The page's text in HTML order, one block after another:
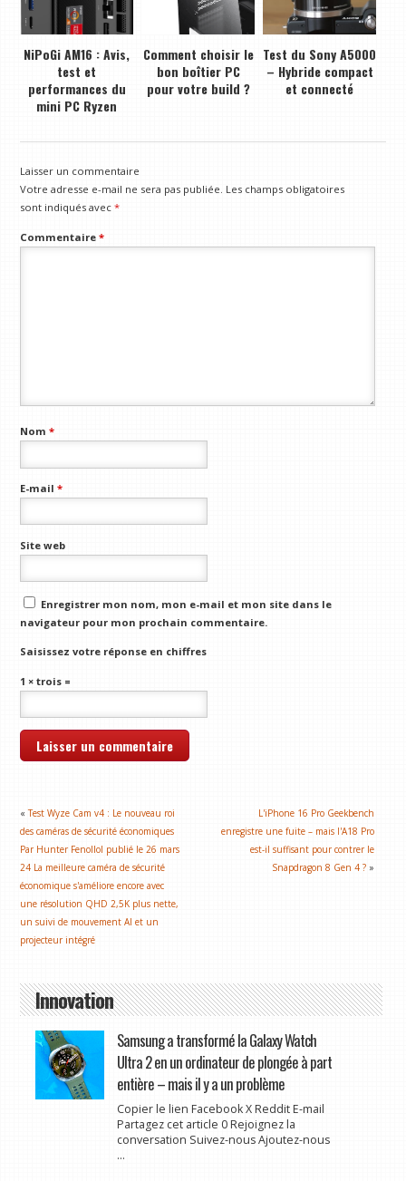
NiPoGi AM16 : Avis,
test et
performances du
mini PC Ryzen
Comment choisir le
bon boîtier PC
pour votre build ?
Test du Sony A5000
– Hybride compact
et connecté
Laisser un commentaire
Votre adresse e-mail ne sera pas publiée. Les champs obligatoires
sont indiqués avec*
Commentaire*
Nom*
E-mail*
Site web
Enregistrer mon nom, mon e-mail et mon site dans le
navigateur pour mon prochain commentaire.
Saisissez votre réponse en chiffres
1 × trois =
«Test Wyze Cam v4 : Le nouveau roi
des caméras de sécurité économiques
Par Hunter Fenollol publié le 26 mars
24 La meilleure caméra de sécurité
économique s'améliore encore avec
une résolution QHD 2,5K plus nette,
un suivi de mouvement AI et un
projecteur intégré
L'iPhone 16 Pro Geekbench
enregistre une fuite – mais l'A18 Pro
est-il suffisant pour contrer le
Snapdragon 8 Gen 4 ? »
Innovation
Samsung a transformé la Galaxy Watch
Ultra 2 en un ordinateur de plongée à part
entière – mais il y a un problème
Copier le lien Facebook X Reddit E-mail
Partagez cet article 0 Rejoignez la
conversation Suivez-nous Ajoutez-nous
...